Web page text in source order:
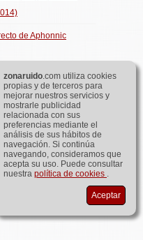
de Aphonnic
aniversario
©zona ruido.com
zonaruido.com utiliza cookies
propias y de terceros para
mejorar nuestros servicios y
mostrarle publicidad
relacionada con sus
preferencias mediante el
análisis de sus hábitos de
navegación. Si continúa
navegando, consideramos que
acepta su uso. Puede consultar
nuestra política de cookies .
Aceptar